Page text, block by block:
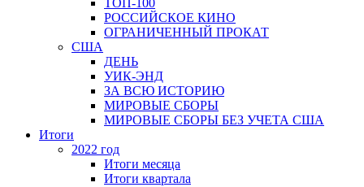
ТОП-100
РОССИЙСКОЕ КИНО
ОГРАНИЧЕННЫЙ ПРОКАТ
США
ДЕНЬ
УИК-ЭНД
ЗА ВСЮ ИСТОРИЮ
МИРОВЫЕ СБОРЫ
МИРОВЫЕ СБОРЫ БЕЗ УЧЕТА США
Итоги
2022 год
Итоги месяца
Итоги квартала